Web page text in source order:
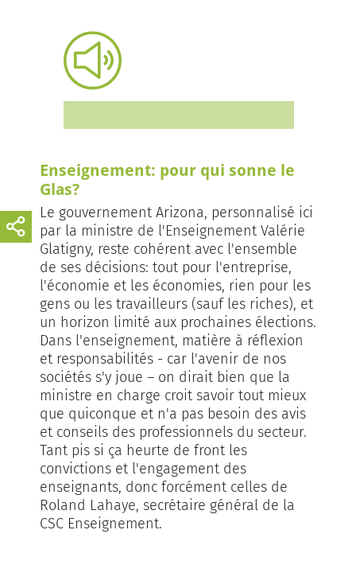
Enseignement: pour qui sonne le
Glas?
Le gouvernement Arizona, personnalisé ici
par la ministre de l'Enseignement Valérie
Glatigny, reste cohérent avec l'ensemble
de ses décisions: tout pour l'entreprise,
l'économie et les économies, rien pour les
gens ou les travailleurs (sauf les riches), et
un horizon limité aux prochaines élections.
Dans l'enseignement, matière à réflexion
et responsabilités - car l'avenir de nos
sociétés s'y joue – on dirait bien que la
ministre en charge croit savoir tout mieux
que quiconque et n'a pas besoin des avis
et conseils des professionnels du secteur.
Tant pis si ça heurte de front les
convictions et l'engagement des
enseignants, donc forcément celles de
Roland Lahaye, secrétaire général de la
CSC Enseignement.